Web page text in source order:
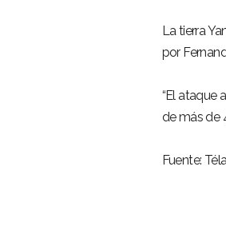
La tierra
por
“El ataque
de más de
Fuente: